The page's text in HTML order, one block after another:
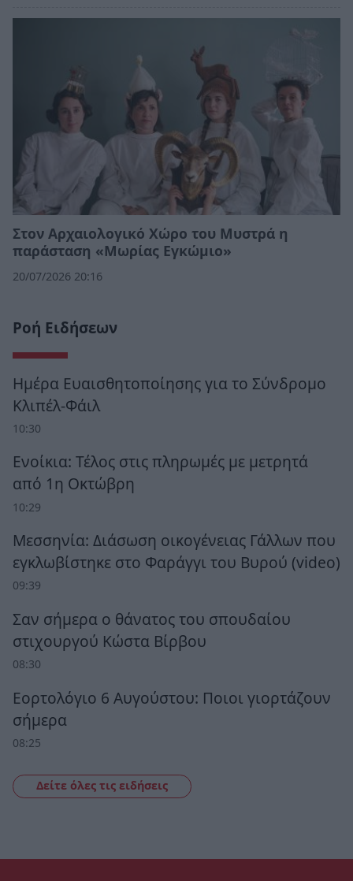
Στον Αρχαιολογικό Χώρο του Μυστρά η
παράσταση «Μωρίας Εγκώμιο»
20/07/2026 20:16
Ροή Ειδήσεων
Ημέρα Ευαισθητοποίησης για το Σύνδρομο
Κλιπέλ-Φάιλ
10:30
Ενοίκια: Τέλος στις πληρωμές με μετρητά
από 1η Οκτώβρη
10:29
Μεσσηνία: Διάσωση οικογένειας Γάλλων που
εγκλωβίστηκε στο Φαράγγι του Βυρού (video)
09:39
Σαν σήμερα ο θάνατος του σπουδαίου
στιχουργού Κώστα Βίρβου
08:30
Εορτολόγιο 6 Αυγούστου: Ποιοι γιορτάζουν
σήμερα
08:25
Δείτε όλες τις ειδήσεις